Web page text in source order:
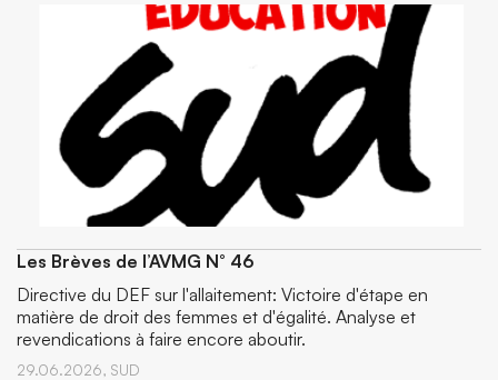
Les Brèves de l’AVMG N° 46
Directive du DEF sur l'allaitement: Victoire d'étape en
matière de droit des femmes et d'égalité. Analyse et
revendications à faire encore aboutir.
29.06.2026, SUD